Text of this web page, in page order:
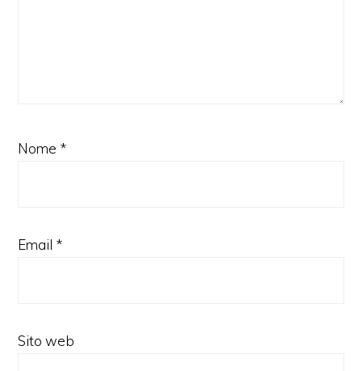
Nome *
Email *
Sito web